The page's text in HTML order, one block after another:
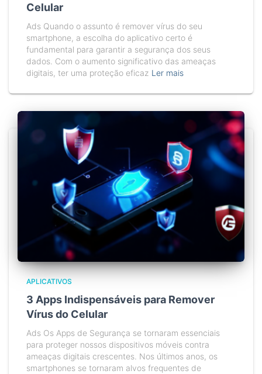
Celular
Ads Quando o assunto é remover vírus do seu
smartphone, a escolha do aplicativo certo é
fundamental para garantir a segurança dos seus
dados. Com o aumento significativo das ameaças
digitais, ter uma proteção eficaz Ler mais
APLICATIVOS
3 Apps Indispensáveis para Remover
Vírus do Celular
Ads Os Apps de Segurança se tornaram essenciais
para proteger nossos dispositivos móveis contra
ameaças digitais crescentes. Nos últimos anos, os
smartphones se tornaram alvos frequentes de